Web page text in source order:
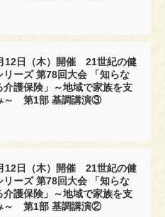
12日（木）開催 21世紀の健
リーズ 第78回大会 「知らな
介護保険」～地域で家族を支
～ 第1部 基調講演③
12日（木）開催 21世紀の健
リーズ 第78回大会 「知らな
介護保険」～地域で家族を支
～ 第1部 基調講演②